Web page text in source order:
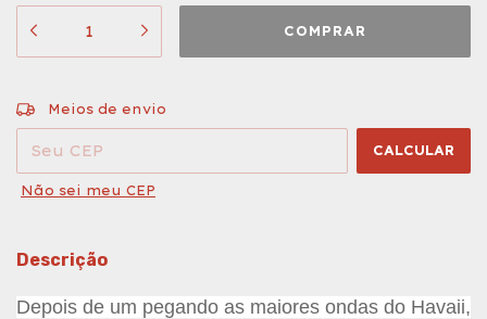
Entregas para o CEP:
Meios de envio
CALCULAR
Não sei meu CEP
Descrição
Depois de um pegando as maiores ondas do Havaii,